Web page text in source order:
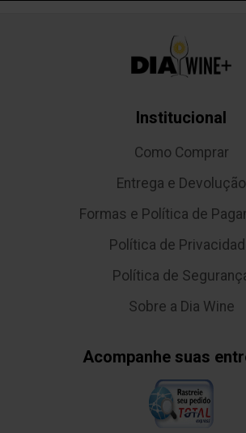
Institucional
Como Comprar
Entrega e Devolução
Formas e Política de
Política de
Política de
Sobre a Dia Wine
Acompanhe suas